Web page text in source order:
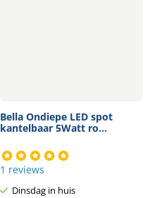
Bella Ondiepe LED spot
kantelbaar 5Watt ro...
1 reviews
Dinsdag in huis